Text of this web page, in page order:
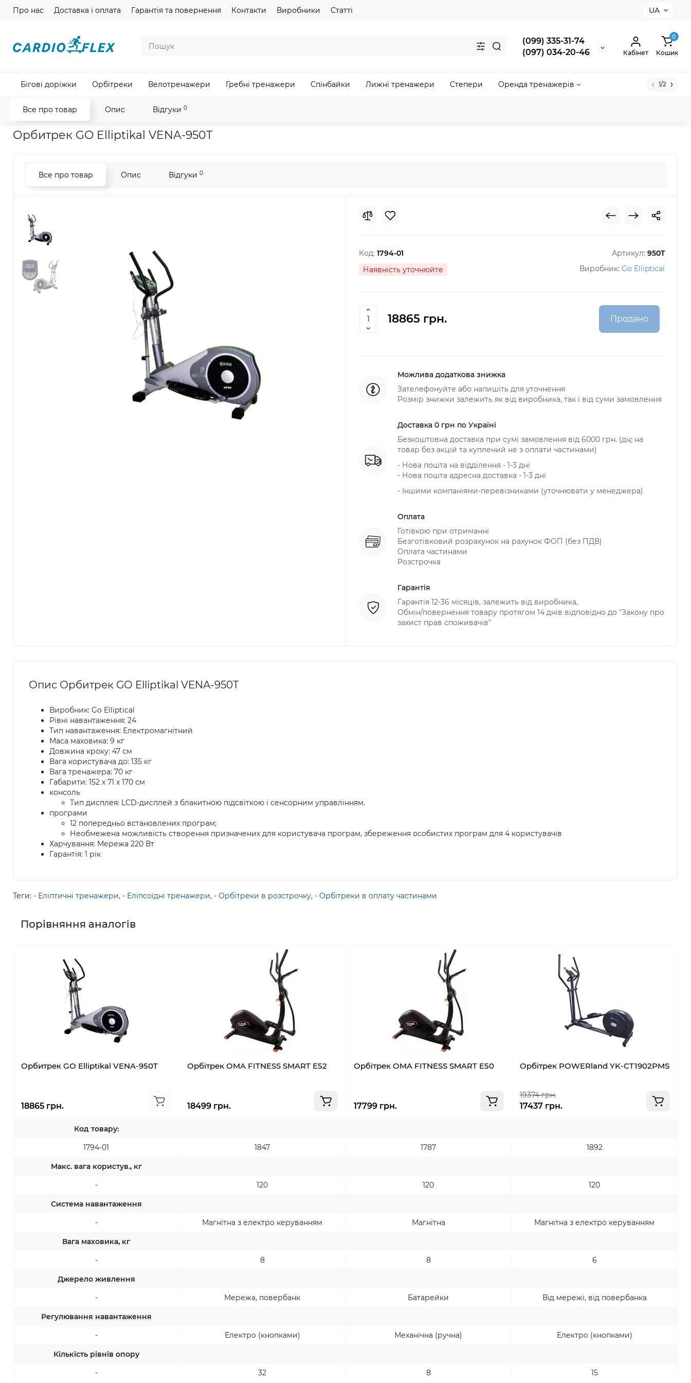
Про нас Доставка і оплата Гарантія та повернення Контакти Виробники Статті UA
(099) 335-31-74
(097) 034-20-46
Кабінет
0
Кошик
Бігові доріжки Орбітреки Велотренажери Гребні тренажери Спінбайки Лижні тренажери Степери Оренда тренажерів 1/2
Все про товар Опис Відгуки 0
Головна Кардіотренажери Орбітреки Орбитрек GO Elliptikal VENA-950T
Орбитрек GO Elliptikal VENA-950T
Закрити
Все про товар Опис Відгуки 0
Код: 1794-01 Артикул: 950T
Виробник: Go Elliptical
Наявність уточнюйте
18865 грн. Продано
Можлива додаткова знижка
Зателефонуйте або напишіть для уточнення
Розмір знижки залежить як від виробника, так і від суми замовлення
Доставка 0 грн по Україні
Безкоштовна доставка при сумі замовлення від 6000 грн. (діє на
товар без акцій та куплений не з оплати частинами)
- Нова пошта на відділення - 1-3 дні
- Нова пошта адресна доставка - 1-3 дні
- Іншими компаніями-перевізниками (уточнювати у менеджера)
Оплата
Готівкою при отриманні
Безготівковий розрахунок на рахунок ФОП (без ПДВ)
Оплата частинами
Розстрочка
Гарантія
Гарантія 12-36 місяців, залежить від виробника,
Обмін/повернення товару протягом 14 днів відповідно до "Закону про
захист прав споживачів"
Опис Орбитрек GO Elliptikal VENA-950T
Виробник: Go Elliptical
Рівні навантаження: 24
Тип навантаження: Електромагнітний
Маса маховика: 9 кг
Довжина кроку: 47 см
Вага користувача до: 135 кг
Вага тренажера: 70 кг
Габарити: 152 х 71 x 170 см
консоль
Тип дисплея: LCD-дисплей з блакитною підсвіткою і сенсорним управлінням.
програми
12 попередньо встановлених програм;
Необмежена можливість створення призначених для користувача програм, збереження особистих програм для 4 користувачів
Харчування: Мережа 220 Вт
Гарантія: 1 рік
Теги: - Еліптичні тренажери, - Еліпсоїдні тренажери, - Орбітреки в розстрочку, - Орбітреки в оплату частинами
Порівняння аналогів
Орбитрек GO Elliptikal VENA-950T
18865 грн.
Код товару:
1794-01
Макс. вага користув., кг
-
Система навантаження
-
Вага маховика, кг
-
Джерело живлення
-
Регулювання навантаження
-
Кількість рівнів опору
-
Орбітрек OMA FITNESS SMART E52
18499 грн.
1847
120
Магнітна з електро керуванням
8
Мережа, повербанк
Електро (кнопками)
32
Орбітрек OMA FITNESS SMART E50
17799 грн.
1787
120
Магнітна
8
Батарейки
Механічна (ручна)
8
Орбітрек POWERland YK-CT1902PMS
19374 грн.
17437 грн.
1892
120
Магнітна з електро керуванням
6
Від мережі, від повербанка
Електро (кнопками)
15